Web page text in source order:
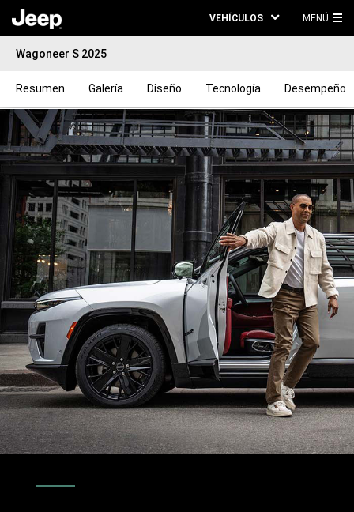
VEHÍCULOS MENÚ
Wagoneer S 2025
Resumen Galería Diseño Tecnología Desempeño